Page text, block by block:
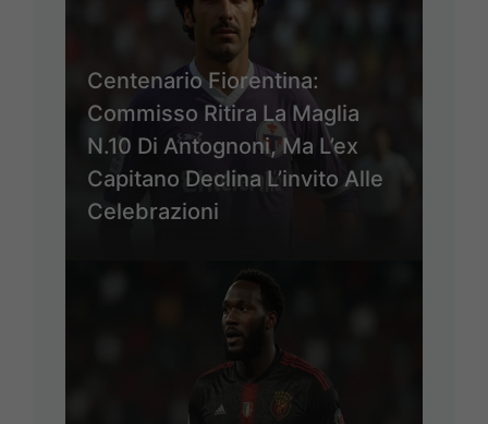
Centenario Fiorentina:
Commisso Ritira La Maglia
N.10 Di Antognoni, Ma L’ex
Capitano Declina L’invito Alle
Celebrazioni